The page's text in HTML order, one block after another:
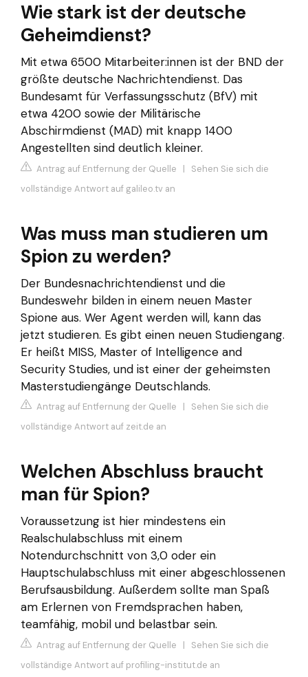
Wie stark ist der deutsche
Geheimdienst?
Mit etwa 6500 Mitarbeiter:innen ist der BND der
größte deutsche Nachrichtendienst. Das
Bundesamt für Verfassungsschutz (BfV) mit
etwa 4200 sowie der Militärische
Abschirmdienst (MAD) mit knapp 1400
Angestellten sind deutlich kleiner.
Antrag auf Entfernung der Quelle | Sehen Sie sich die
vollständige Antwort auf galileo.tv an
Was muss man studieren um
Spion zu werden?
Der Bundesnachrichtendienst und die
Bundeswehr bilden in einem neuen Master
Spione aus. Wer Agent werden will, kann das
jetzt studieren. Es gibt einen neuen Studiengang.
Er heißt MISS, Master of Intelligence and
Security Studies, und ist einer der geheimsten
Masterstudiengänge Deutschlands.
Antrag auf Entfernung der Quelle | Sehen Sie sich die
vollständige Antwort auf zeit.de an
Welchen Abschluss braucht
man für Spion?
Voraussetzung ist hier mindestens ein
Realschulabschluss mit einem
Notendurchschnitt von 3,0 oder ein
Hauptschulabschluss mit einer abgeschlossenen
Berufsausbildung. Außerdem sollte man Spaß
am Erlernen von Fremdsprachen haben,
teamfähig, mobil und belastbar sein.
Antrag auf Entfernung der Quelle | Sehen Sie sich die
vollständige Antwort auf profiling-institut.de an